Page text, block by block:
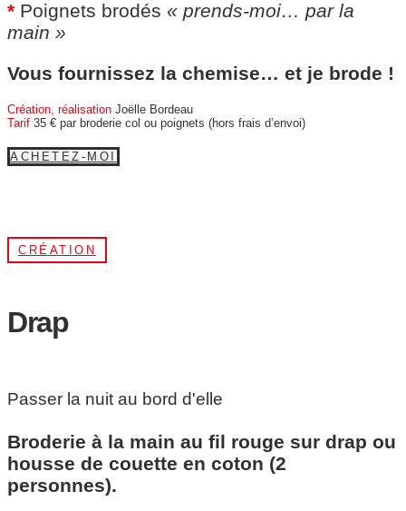
* Poignets brodés « prends-moi… par la
main »
Vous fournissez la chemise… et je brode !
Création, réalisation Joëlle Bordeau
Tarif 35 € par broderie col ou poignets (hors frais d’envoi)
ACHETEZ-MOI
CRÉATION
Drap
Passer la nuit au bord d'elle
Broderie à la main au fil rouge sur drap ou
housse de couette en coton (2
personnes).